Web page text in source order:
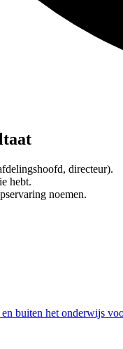
directeur).
hebt.
noemen.
buiten het onderwijs